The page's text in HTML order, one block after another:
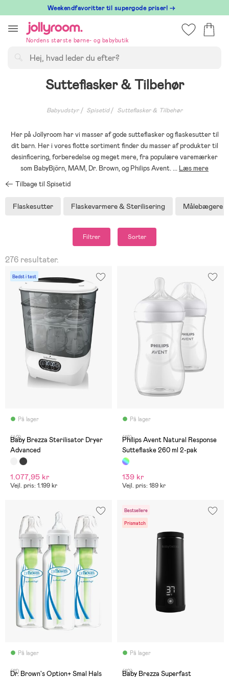
till
innehållet
⁠ Weekendfavoritter til supergode priser! →
Nordens største børne- og babybutik
Sutteflasker & Tilbehør
Babyudstyr Spisetid Sutteflasker & Tilbehør
Her på Jollyroom har vi masser af gode sutteflasker og flaskesutter til
dit barn. Her i vores flotte sortiment finder du masser af produkter til
desinficering, forberedelse og meget mere, fra populære varemærker
som BabyBjörn, MAM, Dr. Brown, og Philips Avent.... Læs mere
Tilbage til Spisetid
Flaskesutter Flaskevarmere & Sterilisering Målebægere
Filtrer Sorter
276 resultater.
Bedst i test
På lager
(42)
Baby Brezza Sterilisator Dryer
Advanced
1.077,95 kr
Vejl. pris: 1.199 kr
På lager
(18)
Philips Avent Natural Response
Sutteflaske 260 ml 2-pak
139 kr
Vejl. pris: 189 kr
På lager
(11)
Dr. Brown's Option+ Smal Hals
Bestsellere
Prismatch
På lager
(10)
Baby Brezza Superfast